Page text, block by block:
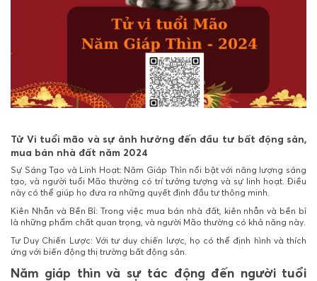
Tử Vi tuổi mão và sự ảnh hưởng đến đầu tư bất động sản,
mua bán nhà đất năm 2024
Sự Sáng Tạo và Linh Hoạt: Năm Giáp Thìn nổi bật với năng lượng sáng
tạo, và người tuổi Mão thường có trí tưởng tượng và sự linh hoạt. Điều
này có thể giúp họ đưa ra những quyết định đầu tư thông minh.
Kiên Nhẫn và Bền Bỉ: Trong việc mua bán nhà đất, kiên nhẫn và bền bỉ
là những phẩm chất quan trọng, và người Mão thường có khả năng này.
Tư Duy Chiến Lược: Với tư duy chiến lược, họ có thể định hình và thích
ứng với biến động thị trường bất động sản.
Năm giáp thìn và sự tác động đến người tuổi